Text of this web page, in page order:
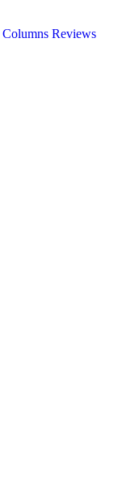
Columns Reviews